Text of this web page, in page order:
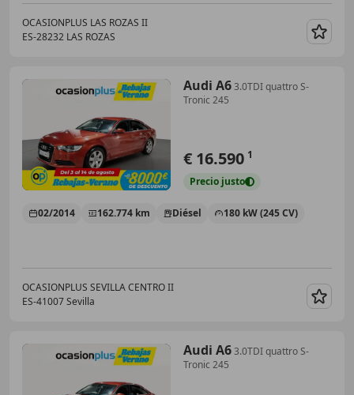
OCASIONPLUS LAS ROZAS II
ES-28232 LAS ROZAS
Audi A63.0TDI quattro S-
Tronic 245
€ 16.590 1
Precio justo
02/2014 162.774 km Diésel 180 kW (245 CV)
OCASIONPLUS SEVILLA CENTRO II
ES-41007 Sevilla
Audi A63.0TDI quattro S-
Tronic 245